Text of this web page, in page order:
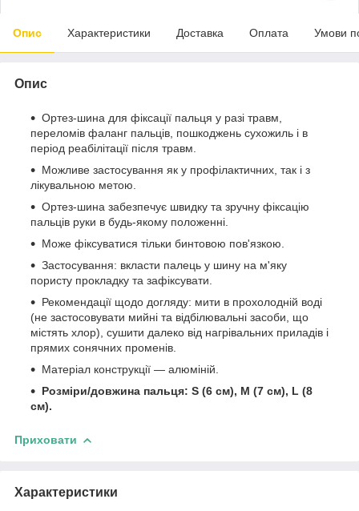
Опис Характеристики Доставка Оплата Умови
Опис
Ортез-шина для фіксації пальця у разі травм,
переломів фаланг пальців, пошкоджень сухожиль і в
період реабілітації після травм.
Можливе застосування як у профілактичних, так і з
лікувальною метою.
Ортез-шина забезпечує швидку та зручну фіксацію
пальців руки в будь-якому положенні.
Може фіксуватися тільки бинтовою пов'язкою.
Застосування: вкласти палець у шину на м'яку
пористу прокладку та зафіксувати.
Рекомендації щодо догляду: мити в прохолодній воді
(не застосовувати мийні та відбілювальні засоби, що
містять хлор), сушити далеко від нагрівальних приладів і
прямих сонячних променів.
Матеріал конструкції — алюміній.
Розміри/довжина пальця: S (6 см), M (7 см), L (8
см).
Приховати
Характеристики